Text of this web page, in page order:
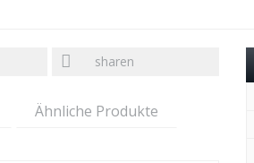
sharen
Ähnliche Produkte